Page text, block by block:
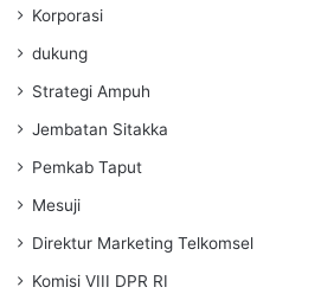
Korporasi
dukung
Strategi Ampuh
Jembatan Sitakka
Pemkab Taput
Mesuji
Direktur Marketing Telkomsel
Komisi VIII DPR RI